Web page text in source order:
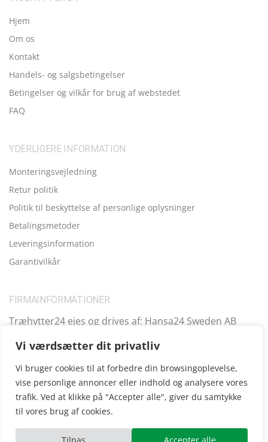
Vi værdsætter dit privatliv
Vi bruger cookies til at forbedre din browsingoplevelse,
vise personlige annoncer eller indhold og analysere vores
trafik. Ved at klikke på "Accepter alle", giver du samtykke
til vores brug af cookies.
Hjem
Om os
Kontakt
Handels- og salgsbetingelser
Betingelser og vilkår for brug af webstedet
FAQ
YDERLIGERE INFORMATION
Monteringsvejledning
Retur politik
Politik til beskyttelse af personlige oplysninger
Betalingsmetoder
Leveringsinformation
Garantivilkår
FIRMAINFORMATIONER
Træhytter24 ejes og drives af: Hansa24 Sweden AB
Kungsbro Strand 29, 112 26 Stockholm, Sverige.
Copyright © 2025Træhytter24, vi opererer også i følgende
andre lande: SE|FI|